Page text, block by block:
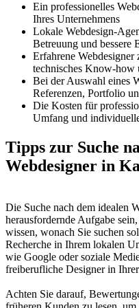
Ein professionelles
Ihres Unternehmens
Lokale Webdesign-
Betreuung und bessere
Erfahrene
technisches Know-how
Bei der Auswahl eines
Referenzen, Portfolio
Die Kosten für
Umfang und
Tipps zur Suche
Webdesigner in
Die Suche nach dem idealen
herausfordernde Aufgabe
wissen, wonach Sie suchen
Recherche in Ihrem lokalen
wie Google oder soziale
freiberufliche Designer in
Achten Sie darauf,